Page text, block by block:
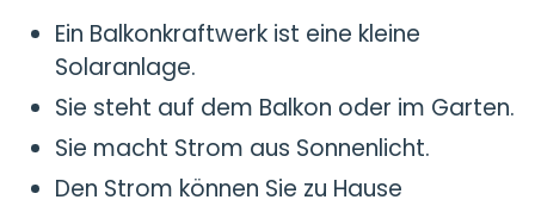
Ein Balkonkraftwerk ist eine kleine
Solaranlage.
Sie steht auf dem Balkon oder im Garten.
Sie macht Strom aus Sonnenlicht.
Den Strom können Sie zu Hause